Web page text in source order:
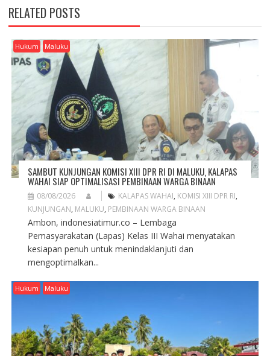
A
V
I
G
A
T
O
RELATED POSTS
Hukum Maluku
SAMBUT KUNJUNGAN KOMISI XIII DPR RI DI MALUKU, KALAPAS
WAHAI SIAP OPTIMALISASI PEMBINAAN WARGA BINAAN
08/08/2026 KALAPAS WAHAI, KOMISI XIII DPR RI,
KUNJUNGAN, MALUKU, PEMBINAAN WARGA BINAAN
Ambon, indonesiatimur.co – Lembaga
Pemasyarakatan (Lapas) Kelas III Wahai menyatakan
kesiapan penuh untuk menindaklanjuti dan
mengoptimalkan...
Hukum Maluku